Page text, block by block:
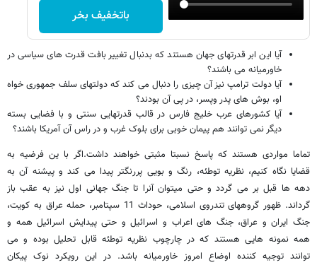
باتخفیف بخر
آیا این ابر قدرتهای جهان هستند که بدنبال تغییر بافت قدرت های سیاسی در
خاورمیانه می باشند؟
آیا دولت ترامپ نیز آن چیزی را دنبال می کند که دولتهای سلف جمهوری خواه
او، بوش های پدر وپسر، در پی آن بودند؟
آیا کشورهای عرب خلیج فارس در قالب قدرتهایی سنتی و با فضایی بسته
دیگر نمی توانند هم پیمان خوبی برای بلوک غرب و در راس آن آمریکا باشند؟
تماما مواردی هستند که پاسخ نسبتا مثبتی خواهند داشت.اگر با ین فرضیه به
قضایا نگاه کنیم، نظریه توطئه، رنگ و بویی پررنگتر پیدا می کند و پیشنه آن به
دهه ها قبل بر می گردد و حتی میتوان آنرا تا جنگ جهانی اول نیز به عقب باز
گرداند. ظهور گروههای تندروی اسلامی، حوداث 11 سپتامبر، حمله عراق به کویت،
جنگ ایران و عراق، جنگ های اعراب و اسرائیل و حتی پیدایش اسرائیل همه و
همه نمونه هایی هستند که در چارچوب نظریه توطئه قابل تحلیل بوده و می
توانند توجیه کننده اوضاع امروز خاورمیانه باشد. در این رویکرد نوک پیکان